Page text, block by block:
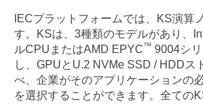
IECプラットフォームでは、KS演算
す。KSは、3種類のモデルがあり、
ルCPUまたはAMD EPYC™ 9004シ
し、GPUとU.2 NVMe SSD / HDDス
べ、企業がそのアプリケーションの
を選択することができます。全ての